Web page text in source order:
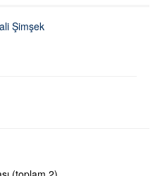
Şimşek